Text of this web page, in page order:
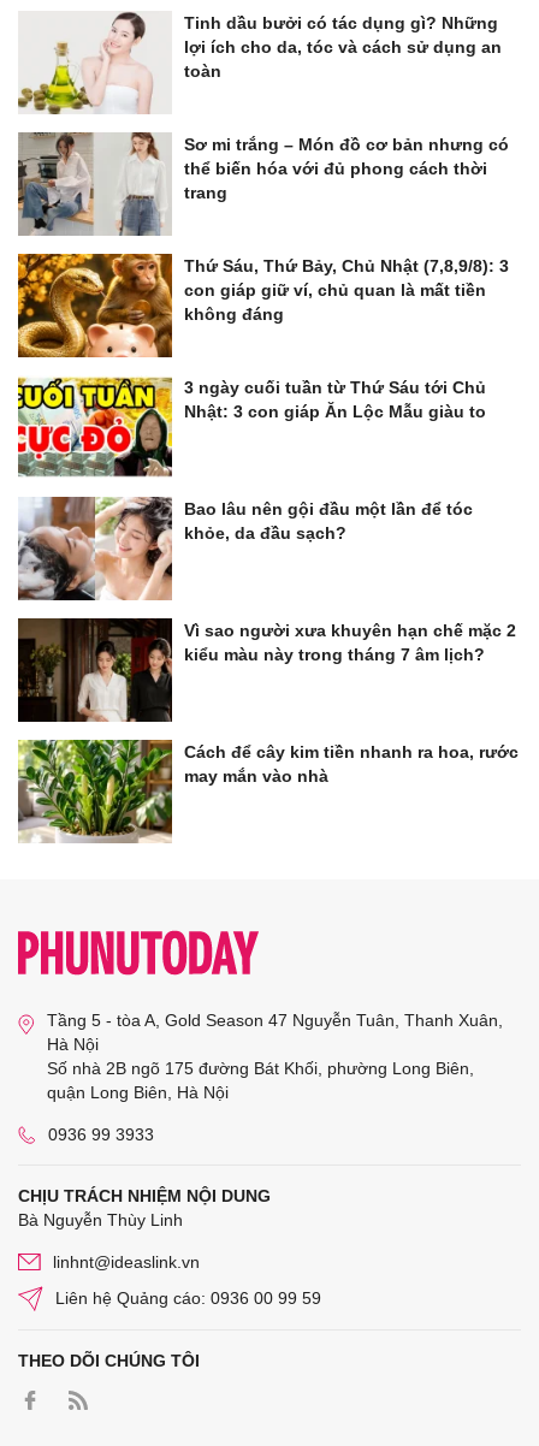
Tinh dầu bưởi có tác dụng gì? Những
lợi ích cho da, tóc và cách sử dụng an
toàn
Sơ mi trắng – Món đồ cơ bản nhưng có
thể biến hóa với đủ phong cách thời
trang
Thứ Sáu, Thứ Bảy, Chủ Nhật (7,8,9/8): 3
con giáp giữ ví, chủ quan là mất tiền
không đáng
3 ngày cuối tuần từ Thứ Sáu tới Chủ
Nhật: 3 con giáp Ăn Lộc Mẫu giàu to
Bao lâu nên gội đầu một lần để tóc
khỏe, da đầu sạch?
Vì sao người xưa khuyên hạn chế mặc 2
kiểu màu này trong tháng 7 âm lịch?
Cách để cây kim tiền nhanh ra hoa, rước
may mắn vào nhà
Tầng 5 - tòa A, Gold Season 47 Nguyễn Tuân, Thanh Xuân,
Hà Nội
Số nhà 2B ngõ 175 đường Bát Khối, phường Long Biên,
quận Long Biên, Hà Nội
0936 99 3933
CHỊU TRÁCH NHIỆM NỘI DUNG
Bà Nguyễn Thùy Linh
linhnt@ideaslink.vn
Liên hệ Quảng cáo: 0936 00 99 59
THEO DÕI CHÚNG TÔI